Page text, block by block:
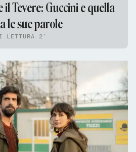
il Tevere: Guccini e quella
le sue parole
LETTURA 2'